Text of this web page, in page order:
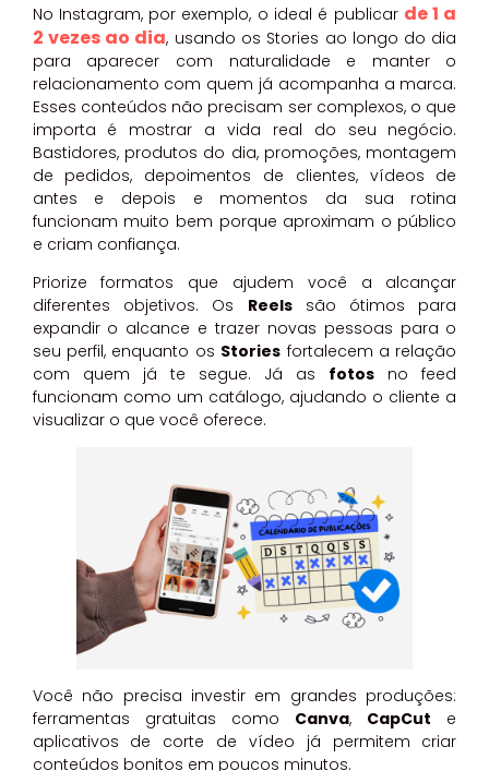
No Instagram, por exemplo, o ideal é publicar de 1 a
2 vezes ao dia, usando os Stories ao longo do dia
para aparecer com naturalidade e manter o
relacionamento com quem já acompanha a marca.
Esses conteúdos não precisam ser complexos, o que
importa é mostrar a vida real do seu negócio.
Bastidores, produtos do dia, promoções, montagem
de pedidos, depoimentos de clientes, vídeos de
antes e depois e momentos da sua rotina
funcionam muito bem porque aproximam o público
e criam confiança.
Priorize formatos que ajudem você a alcançar
diferentes objetivos. Os Reelssão ótimos para
expandir o alcance e trazer novas pessoas para o
seu perfil, enquanto os Stories fortalecem a relação
com quem já te segue. Já as fotos no feed
funcionam como um catálogo, ajudando o cliente a
visualizar o que você oferece.
Você não precisa investir em grandes produções:
ferramentas gratuitas como Canva, CapCut e
aplicativos de corte de vídeo já permitem criar
conteúdos bonitos em poucos minutos.